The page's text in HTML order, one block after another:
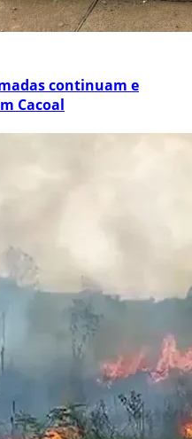
continuam e
Cacoal